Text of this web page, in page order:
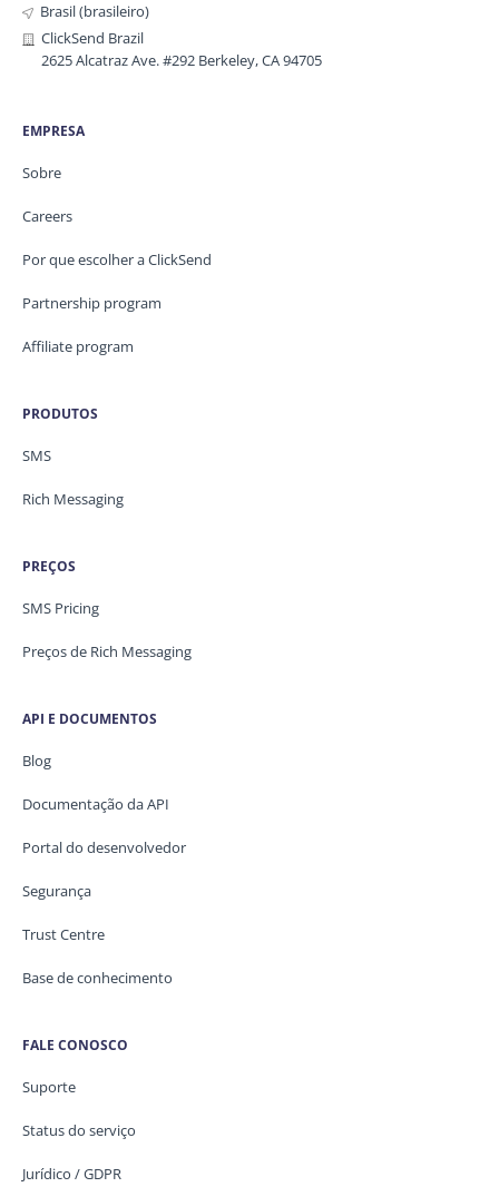
Brasil (brasileiro)
ClickSend Brazil
2625 Alcatraz Ave. #292 Berkeley, CA 94705
EMPRESA
Sobre
Careers
Por que escolher a ClickSend
Partnership program
Affiliate program
PRODUTOS
SMS
Rich Messaging
PREÇOS
SMS Pricing
Preços de Rich Messaging
API E DOCUMENTOS
Blog
Documentação da API
Portal do desenvolvedor
Segurança
Trust Centre
Base de conhecimento
FALE CONOSCO
Suporte
Status do serviço
Jurídico / GDPR